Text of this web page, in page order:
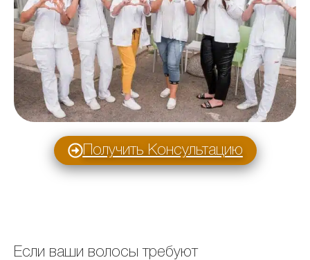
Получить Консультацию
Если ваши волосы требуют